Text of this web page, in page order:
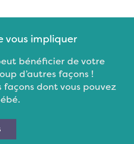
vous impliquer
bénéficier de votre
d’autres façons !
dont vous pouvez